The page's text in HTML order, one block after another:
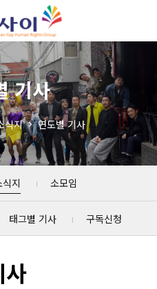
기사
식지 연도별 기사
식지 소모임
태그별 기사 구독신청